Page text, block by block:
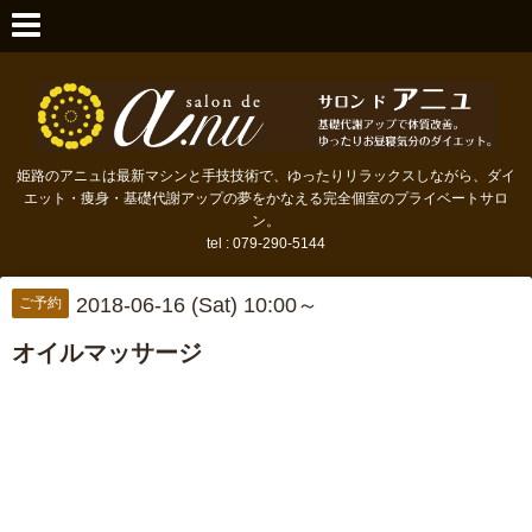
姫路のアニュは最新マシンと手技技術で、ゆったりリラックスしながら、ダイ
エット・痩身・基礎代謝アップの夢をかなえる完全個室のプライベートサロ
ン。
tel : 079-290-5144
ご予約 2018-06-16 (Sat) 10:00～
オイルマッサージ